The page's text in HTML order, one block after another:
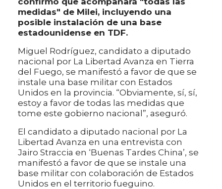
medidas" de Milei, incluyendo una
posible instalación de una base
estadounidense en TDF.
Miguel Rodríguez, candidato a diputado
nacional por La Libertad Avanza en Tierra
del Fuego, se manifestó a favor de que se
instale una base militar con Estados
Unidos en la provincia. “Obviamente, sí, sí,
estoy a favor de todas las medidas que
tome este gobierno nacional”, aseguró.
El candidato a diputado nacional por La
Libertad Avanza en una entrevista con
Jairo Straccia en ‘Buenas Tardes China’, se
manifestó a favor de que se instale una
base militar con colaboración de Estados
Unidos en el territorio fueguino.